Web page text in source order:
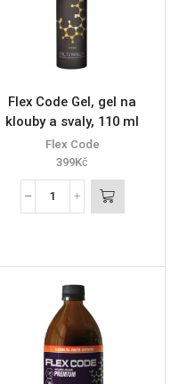
Flex Code Gel, gel na
klouby a svaly, 110 ml
Flex Code
399Kč